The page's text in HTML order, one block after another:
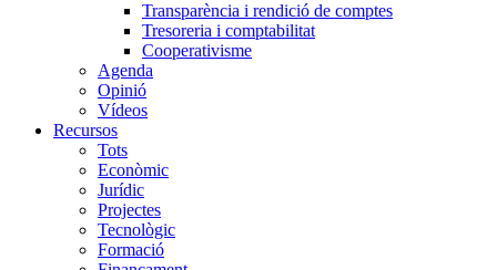
Transparència i rendició de comptes
Tresoreria i comptabilitat
Cooperativisme
Agenda
Opinió
Vídeos
Recursos
Tots
Econòmic
Jurídic
Projectes
Tecnològic
Formació